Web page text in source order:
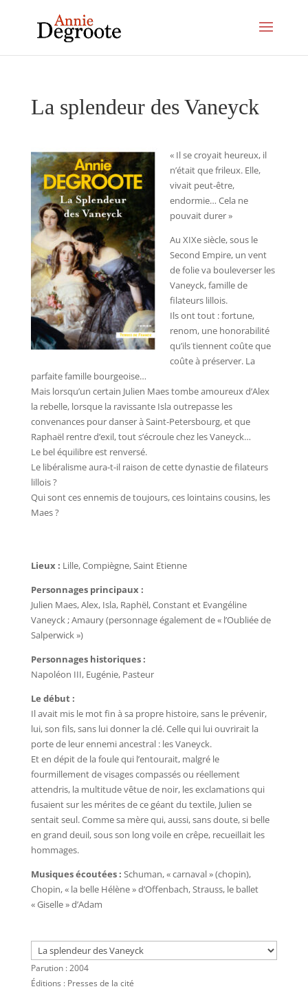
La splendeur des Vaneyck
« Il se croyait heureux, il
n’était que frileux. Elle,
vivait peut-être,
endormie… Cela ne
pouvait durer »
Au XIXe siècle, sous le
Second Empire, un vent
de folie va bouleverser les
Vaneyck, famille de
filateurs lillois.
Ils ont tout : fortune,
renom, une honorabilité
qu’ils tiennent coûte que
coûte à préserver. La
parfaite famille bourgeoise…
Mais lorsqu’un certain Julien Maes tombe amoureux d’Alex
la rebelle, lorsque la ravissante Isla outrepasse les
convenances pour danser à Saint-Petersbourg, et que
Raphaël rentre d’exil, tout s’écroule chez les Vaneyck…
Le bel équilibre est renversé.
Le libéralisme aura-t-il raison de cette dynastie de filateurs
lillois ?
Qui sont ces ennemis de toujours, ces lointains cousins, les
Maes ?
Lieux : Lille, Compiègne, Saint Etienne
Personnages principaux :
Julien Maes, Alex, Isla, Raphël, Constant et Evangéline
Vaneyck ; Amaury (personnage également de « l’Oubliée de
Salperwick »)
Personnages historiques :
Napoléon III, Eugénie, Pasteur
Le début :
Il avait mis le mot fin à sa propre histoire, sans le prévenir,
lui, son fils, sans lui donner la clé. Celle qui lui ouvrirait la
porte de leur ennemi ancestral : les Vaneyck.
Et en dépit de la foule qui l’entourait, malgré le
fourmillement de visages compassés ou réellement
attendris, la multitude vêtue de noir, les exclamations qui
fusaient sur les mérites de ce géant du textile, Julien se
sentait seul. Comme sa mère qui, aussi, sans doute, si belle
en grand deuil, sous son long voile en crêpe, recueillait les
hommages.
Musiques écoutées : Schuman, « carnaval » (chopin),
Chopin, « la belle Hélène » d’Offenbach, Strauss, le ballet
« Giselle » d’Adam
Parution : 2004
Éditions : Presses de la cité